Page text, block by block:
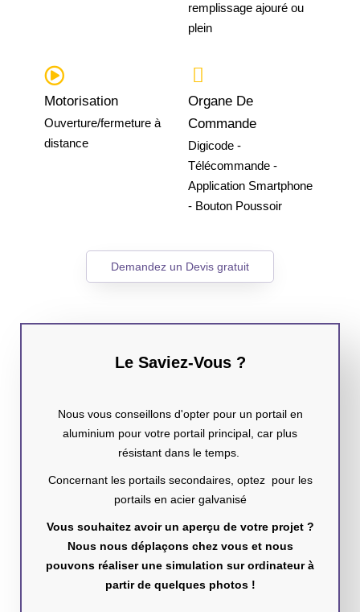
remplissage ajouré ou
plein
Motorisation
Ouverture/fermeture à
distance
Organe De
Commande
Digicode -
Télécommande -
Application Smartphone
- Bouton Poussoir
Demandez un Devis gratuit
Le Saviez-Vous ?
Nous vous conseillons d'opter pour un portail en
aluminium pour votre portail principal, car plus
résistant dans le temps.
Concernant les portails secondaires, optez pour les
portails en acier galvanisé
Vous souhaitez avoir un aperçu de votre projet ?
Nous nous déplaçons chez vous et nous
pouvons réaliser une simulation sur ordinateur à
partir de quelques photos !